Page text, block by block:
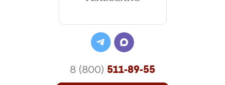
8 (800) 511-89-55